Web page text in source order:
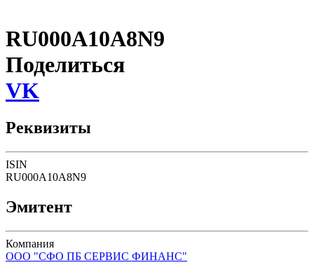
RU000A10A8N9
Поделиться
VK
Реквизиты
ISIN
RU000A10A8N9
Эмитент
Компания
ООО "СФО ПБ СЕРВИС ФИНАНС"